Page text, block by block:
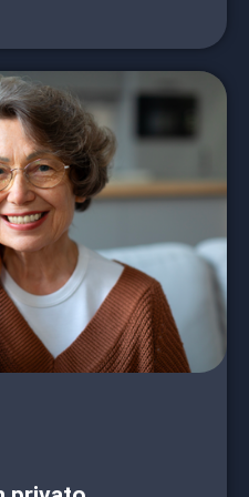
ragazze e i ragazzi che
sono ancora oltre il
allarme fissata a livello
è indicativo di un
attraversa le nuove
ogni donazione che
al benessere dei
per il futuro
del nostro Paese.